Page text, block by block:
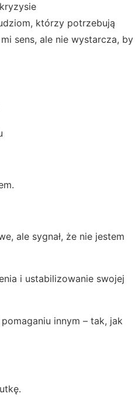
którzy potrzebują
sens, ale nie wystarcza, by
ale sygnał, że nie jestem
i ustabilizowanie swojej
innym – tak, jak